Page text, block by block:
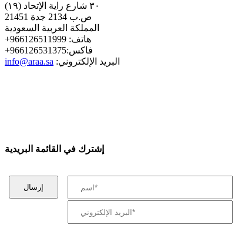
٣٠ شارع راية الإتحاد (١٩)
ص.ب 2134 جدة 21451
المملكة العربية السعودية
+هاتف: 966126511999
+فاكس:966126531375
info@araa.sa :البريد الإلكتروني
إشترك في القائمة البريدية